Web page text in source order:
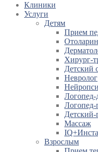
Клиники
Услуги
Детям
Прием
Хирург-
Детский
Невролог
Логопед-
Логопед-
Детский-
Массаж
Взрослым